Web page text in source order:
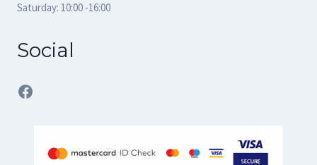
Saturday: 10:00 -16:00
Social
Facebook